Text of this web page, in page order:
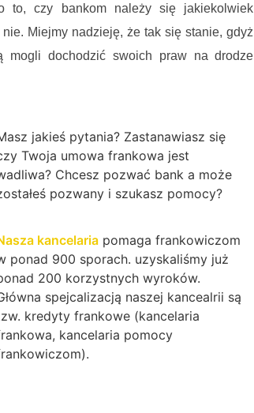
to, czy bankom należy się jakiekolwiek
Miejmy nadzieję, że tak się stanie, gdyż
mogli dochodzić swoich praw na drodze
jakieś pytania? Zastanawiasz się
Twoja umowa frankowa jest
Chcesz pozwać bank a może
pozwany i szukasz pomocy?
kancelaria pomaga frankowiczom
ponad 900 sporach. uzyskaliśmy już
200 korzystnych wyroków.
spejcalizacją naszej kancealrii są
kredyty frankowe (kancelaria
kancelaria pomocy